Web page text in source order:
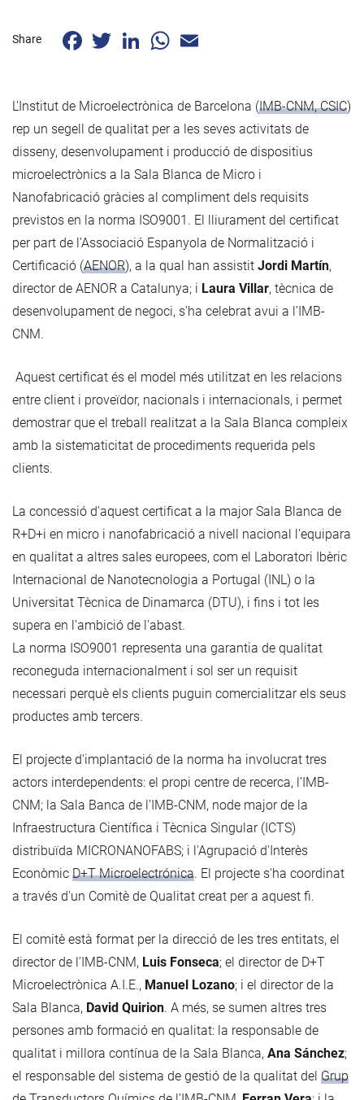
Share FacebookTwitterLinkedInWhatsApp
L'Institut de Microelectrònica de Barcelona (IMB-CNM, CSIC)
rep un segell de qualitat per a les seves activitats de
disseny, desenvolupament i producció de dispositius
microelectrònics a la Sala Blanca de Micro i
Nanofabricació gràcies al compliment dels requisits
previstos en la norma ISO9001. El lliurament del certificat
per part de l'Associació Espanyola de Normalització i
Certificació (AENOR), a la qual han assistit Jordi Martín,
director de AENOR a Catalunya; i Laura Villar, tècnica de
desenvolupament de negoci, s'ha celebrat avui a l’IMB-
CNM.
Aquest certificat és el model més utilitzat en les relacions
entre client i proveïdor, nacionals i internacionals, i permet
demostrar que el treball realitzat a la Sala Blanca compleix
amb la sistematicitat de procediments requerida pels
clients.
La concessió d'aquest certificat a la major Sala Blanca de
R+D+i en micro i nanofabricació a nivell nacional l'equipara
en qualitat a altres sales europees, com el Laboratori Ibèric
Internacional de Nanotecnologia a Portugal (INL) o la
Universitat Tècnica de Dinamarca (DTU), i fins i tot les
supera en l'ambició de l'abast.
La norma ISO9001 representa una garantia de qualitat
reconeguda internacionalment i sol ser un requisit
necessari perquè els clients puguin comercialitzar els seus
productes amb tercers.
El projecte d'implantació de la norma ha involucrat tres
actors interdependents: el propi centre de recerca, l’IMB-
CNM; la Sala Banca de l’IMB-CNM, node major de la
Infraestructura Científica i Tècnica Singular (ICTS)
distribuïda MICRONANOFABS; i l'Agrupació d'Interès
Econòmic D+T Microelectrónica. El projecte s'ha coordinat
a través d'un Comitè de Qualitat creat per a aquest fi.
El comitè està format per la direcció de les tres entitats, el
director de l’IMB-CNM, Luis Fonseca; el director de D+T
Microelectrònica A.I.E., Manuel Lozano; i el director de la
Sala Blanca, David Quirion. A més, se sumen altres tres
persones amb formació en qualitat: la responsable de
qualitat i millora contínua de la Sala Blanca, Ana Sánchez;
el responsable del sistema de gestió de la qualitat del Grup